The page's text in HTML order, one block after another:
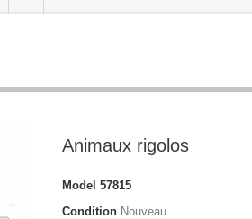
Animaux rigolos
Model 57815
Condition Nouveau